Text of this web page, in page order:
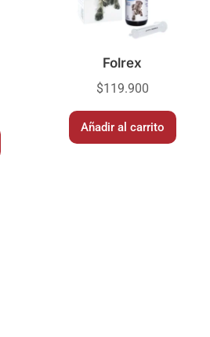
Folrex
$119.900
Añadir al carrito